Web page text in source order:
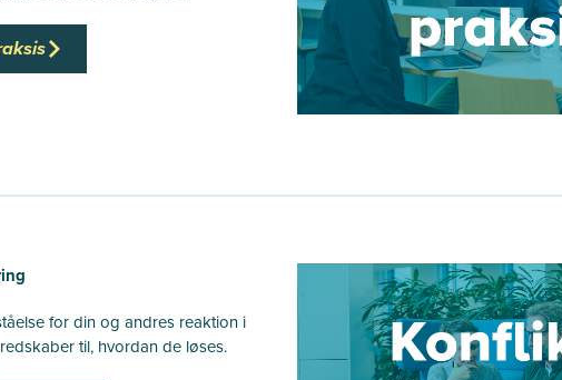
for din og andres reaktion i
til, hvordan de løses.